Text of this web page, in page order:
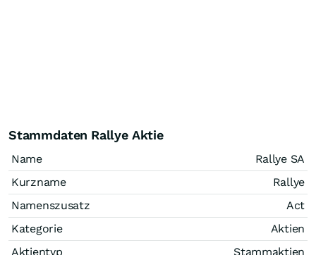
Stammdaten Rallye Aktie
Name
Rallye SA
Kurzname
Rallye
Namenszusatz
Act
Kategorie
Aktien
Aktientyp
Stammaktien